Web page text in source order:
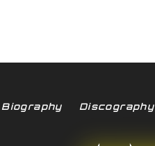
Biography Discography